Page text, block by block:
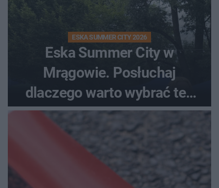
ESKA SUMMER CITY 2026
Eska Summer City w
Mrągowie. Posłuchaj
dlaczego warto wybrać ten
kierunek na urlop!